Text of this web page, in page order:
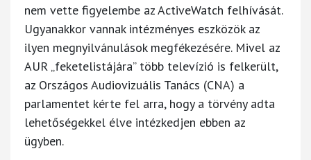
nem vette figyelembe az ActiveWatch felhívását.
Ugyanakkor vannak intézményes eszközök az
ilyen megnyilvánulások megfékezésére. Mivel az
AUR „feketelistájára” több televízió is felkerült,
az Országos Audiovizuális Tanács (CNA) a
parlamentet kérte fel arra, hogy a törvény adta
lehetőségekkel élve intézkedjen ebben az
ügyben.